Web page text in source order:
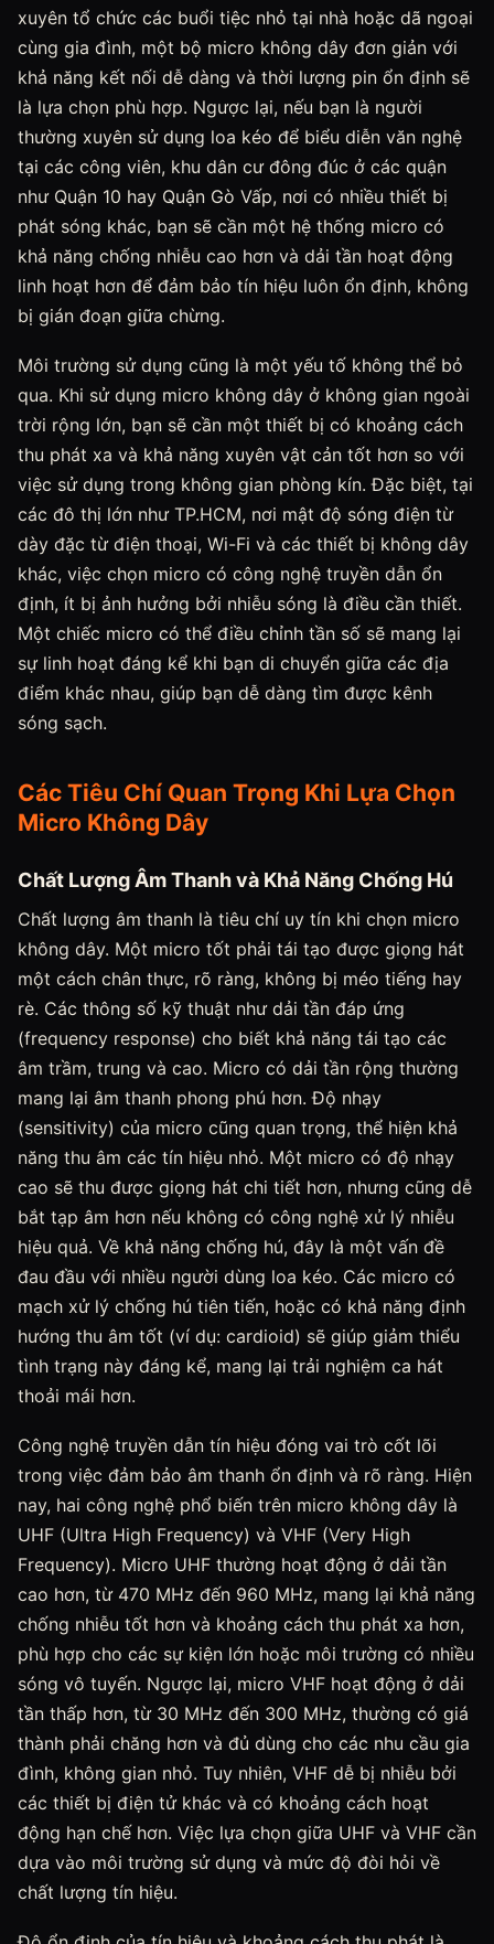
xuyên tổ chức các buổi tiệc nhỏ tại nhà hoặc dã ngoại
cùng gia đình, một bộ micro không dây đơn giản với
khả năng kết nối dễ dàng và thời lượng pin ổn định sẽ
là lựa chọn phù hợp. Ngược lại, nếu bạn là người
thường xuyên sử dụng loa kéo để biểu diễn văn nghệ
tại các công viên, khu dân cư đông đúc ở các quận
như Quận 10 hay Quận Gò Vấp, nơi có nhiều thiết bị
phát sóng khác, bạn sẽ cần một hệ thống micro có
khả năng chống nhiễu cao hơn và dải tần hoạt động
linh hoạt hơn để đảm bảo tín hiệu luôn ổn định, không
bị gián đoạn giữa chừng.
Môi trường sử dụng cũng là một yếu tố không thể bỏ
qua. Khi sử dụng micro không dây ở không gian ngoài
trời rộng lớn, bạn sẽ cần một thiết bị có khoảng cách
thu phát xa và khả năng xuyên vật cản tốt hơn so với
việc sử dụng trong không gian phòng kín. Đặc biệt, tại
các đô thị lớn như TP.HCM, nơi mật độ sóng điện từ
dày đặc từ điện thoại, Wi-Fi và các thiết bị không dây
khác, việc chọn micro có công nghệ truyền dẫn ổn
định, ít bị ảnh hưởng bởi nhiễu sóng là điều cần thiết.
Một chiếc micro có thể điều chỉnh tần số sẽ mang lại
sự linh hoạt đáng kể khi bạn di chuyển giữa các địa
điểm khác nhau, giúp bạn dễ dàng tìm được kênh
sóng sạch.
Các Tiêu Chí Quan Trọng Khi Lựa Chọn
Micro Không Dây
Chất Lượng Âm Thanh và Khả Năng Chống Hú
Chất lượng âm thanh là tiêu chí uy tín khi chọn micro
không dây. Một micro tốt phải tái tạo được giọng hát
một cách chân thực, rõ ràng, không bị méo tiếng hay
rè. Các thông số kỹ thuật như dải tần đáp ứng
(frequency response) cho biết khả năng tái tạo các
âm trầm, trung và cao. Micro có dải tần rộng thường
mang lại âm thanh phong phú hơn. Độ nhạy
(sensitivity) của micro cũng quan trọng, thể hiện khả
năng thu âm các tín hiệu nhỏ. Một micro có độ nhạy
cao sẽ thu được giọng hát chi tiết hơn, nhưng cũng dễ
bắt tạp âm hơn nếu không có công nghệ xử lý nhiễu
hiệu quả. Về khả năng chống hú, đây là một vấn đề
đau đầu với nhiều người dùng loa kéo. Các micro có
mạch xử lý chống hú tiên tiến, hoặc có khả năng định
hướng thu âm tốt (ví dụ: cardioid) sẽ giúp giảm thiểu
tình trạng này đáng kể, mang lại trải nghiệm ca hát
thoải mái hơn.
Công nghệ truyền dẫn tín hiệu đóng vai trò cốt lõi
trong việc đảm bảo âm thanh ổn định và rõ ràng. Hiện
nay, hai công nghệ phổ biến trên micro không dây là
UHF (Ultra High Frequency) và VHF (Very High
Frequency). Micro UHF thường hoạt động ở dải tần
cao hơn, từ 470 MHz đến 960 MHz, mang lại khả năng
chống nhiễu tốt hơn và khoảng cách thu phát xa hơn,
phù hợp cho các sự kiện lớn hoặc môi trường có nhiều
sóng vô tuyến. Ngược lại, micro VHF hoạt động ở dải
tần thấp hơn, từ 30 MHz đến 300 MHz, thường có giá
thành phải chăng hơn và đủ dùng cho các nhu cầu gia
đình, không gian nhỏ. Tuy nhiên, VHF dễ bị nhiễu bởi
các thiết bị điện tử khác và có khoảng cách hoạt
động hạn chế hơn. Việc lựa chọn giữa UHF và VHF cần
dựa vào môi trường sử dụng và mức độ đòi hỏi về
chất lượng tín hiệu.